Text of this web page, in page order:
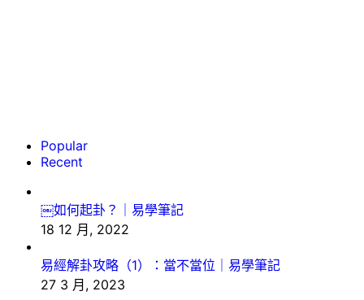
Popular
Recent
￼如何起卦？｜易學筆記
18 12 月, 2022
易經解卦攻略（1）：當不當位｜易學筆記
27 3 月, 2023